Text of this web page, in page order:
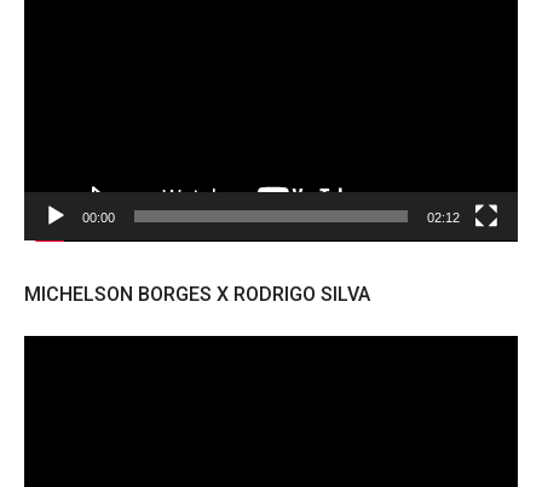
00:00 02:12
MICHELSON BORGES X RODRIGO SILVA